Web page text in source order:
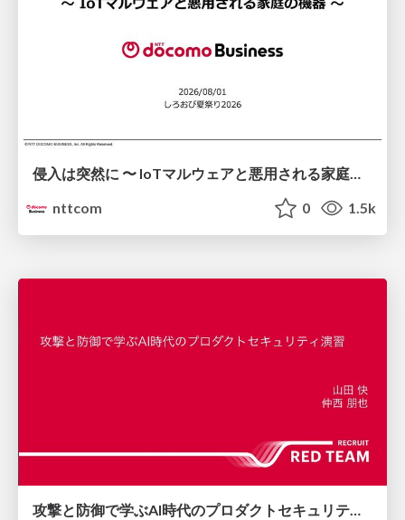
nttcom
0 1.5k
攻撃と防御で学ぶAI時代のプロダクトセキュリティ演習